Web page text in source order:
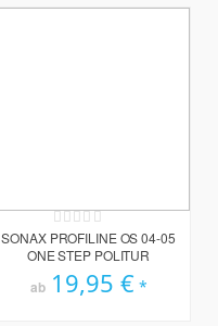
Rating:
0%
SONAX PROFILINE OS 04-05
ONE STEP POLITUR
ab 19,95 €